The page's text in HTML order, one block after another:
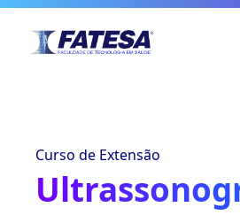
Curso de Extensão